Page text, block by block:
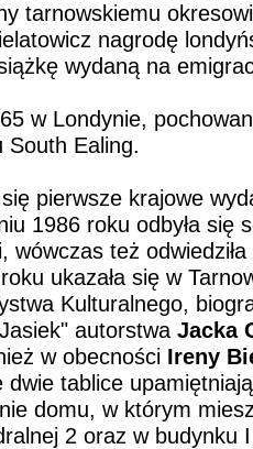
tarnowskiemu
nagrodę
wydaną na
w Londynie,
South Ealing.
pierwsze krajowe
1986 roku odbyła się
wówczas też
ukazała się w
Kulturalnego,
autorstwa Jacka
w obecności Ireny
dwie tablice
domu, w którym
2 oraz w budynku